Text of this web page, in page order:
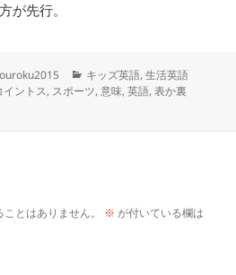
が先行。
カ
テ
キッズ英語,生活英語
イントス, スポーツ,意味,英語,表か裏
とはありません。 ※ が付いている欄は